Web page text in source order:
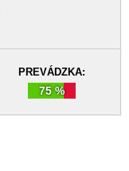
PREVÁDZKA:
75 %